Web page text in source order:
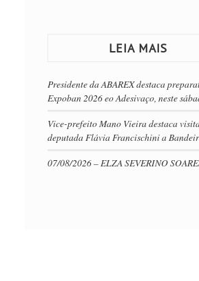
LEIA MAIS
Presidente da ABAREX destaca
Expoban 2026 eo Adesivaço, neste
Vice-prefeito Mano Vieira destaca
deputada Flávia Francischini a
07/08/2026 – ELZA SEVERINO